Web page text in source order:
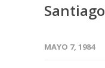
Santiago
MAYO 7, 1984